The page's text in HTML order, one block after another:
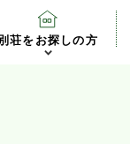
荘をお探しの方